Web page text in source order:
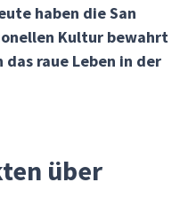
haben die San
Kultur bewahrt
raue Leben in der
über